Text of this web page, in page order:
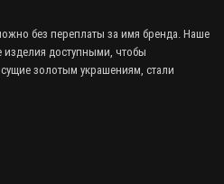
без переплаты за имя бренда. Наше
изделия доступными, чтобы
золотым украшениям, стали